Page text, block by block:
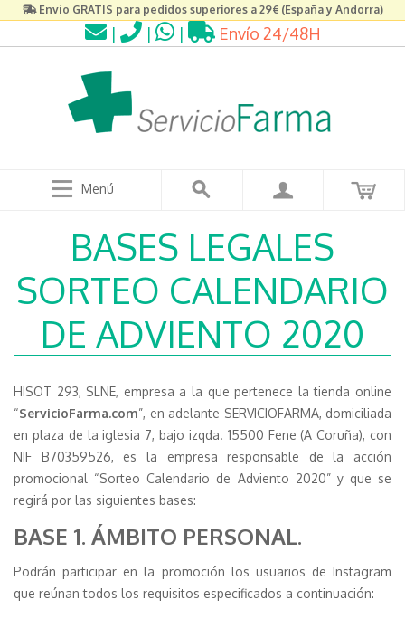
Envío GRATIS para pedidos superiores a 29€ (España y Andorra)
| | | Envío 24/48H
Menú
BASES LEGALES
SORTEO CALENDARIO
DE ADVIENTO 2020
HISOT 293, SLNE, empresa a la que pertenece la tienda online
“ServicioFarma.com”, en adelante SERVICIOFARMA, domiciliada
en plaza de la iglesia 7, bajo izqda. 15500 Fene (A Coruña), con
NIF B70359526, es la empresa responsable de la acción
promocional “Sorteo Calendario de Adviento 2020” y que se
regirá por las siguientes bases:
BASE 1. ÁMBITO PERSONAL.
Podrán participar en la promoción los usuarios de Instagram
que reúnan todos los requisitos especificados a continuación: